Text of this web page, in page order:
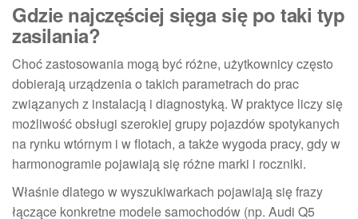
Gdzie najczęściej sięga się po taki typ
zasilania?
Choć zastosowania mogą być różne, użytkownicy często
dobierają urządzenia o takich parametrach do prac
związanych z instalacją i diagnostyką. W praktyce liczy się
możliwość obsługi szerokiej grupy pojazdów spotykanych
na rynku wtórnym i w flotach, a także wygoda pracy, gdy w
harmonogramie pojawiają się różne marki i roczniki.
Właśnie dlatego w wyszukiwarkach pojawiają się frazy
łączące konkretne modele samochodów (np. Audi Q5